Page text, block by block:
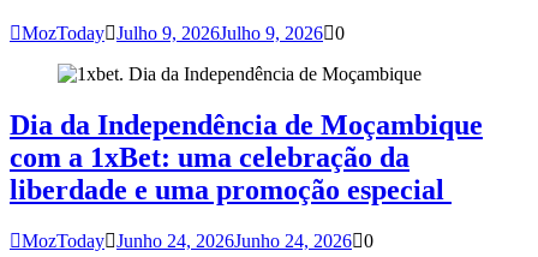
MozToday Julho 9, 2026Julho 9, 2026 0
Dia da Independência de Moçambique
com a 1xBet: uma celebração da
liberdade e uma promoção especial
MozToday Junho 24, 2026Junho 24, 2026 0